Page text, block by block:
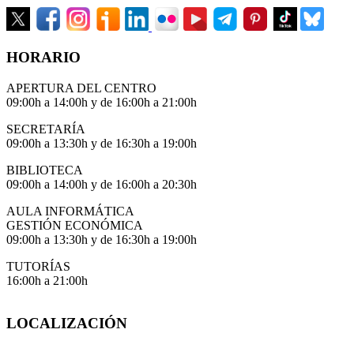
HORARIO
APERTURA DEL CENTRO
09:00h a 14:00h y de 16:00h a 21:00h
SECRETARÍA
09:00h a 13:30h y de 16:30h a 19:00h
BIBLIOTECA
09:00h a 14:00h y de 16:00h a 20:30h
AULA INFORMÁTICA
GESTIÓN ECONÓMICA
09:00h a 13:30h y de 16:30h a 19:00h
TUTORÍAS
16:00h a 21:00h
LOCALIZACIÓN